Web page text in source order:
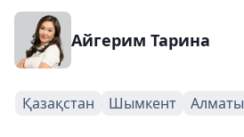
Айгерим Тарина
Қазақстан Шымкент Алматы